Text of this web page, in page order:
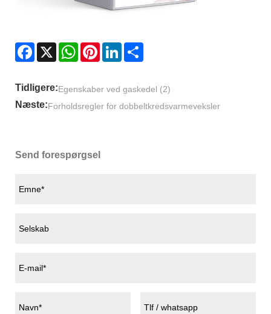
Facebook
X WhatsAppPinterestLinkedIn
Tidligere:Egenskaber ved gaskedel (2)
Næste:Forholdsregler for dobbeltkredsvarmeveksler
Send forespørgsel